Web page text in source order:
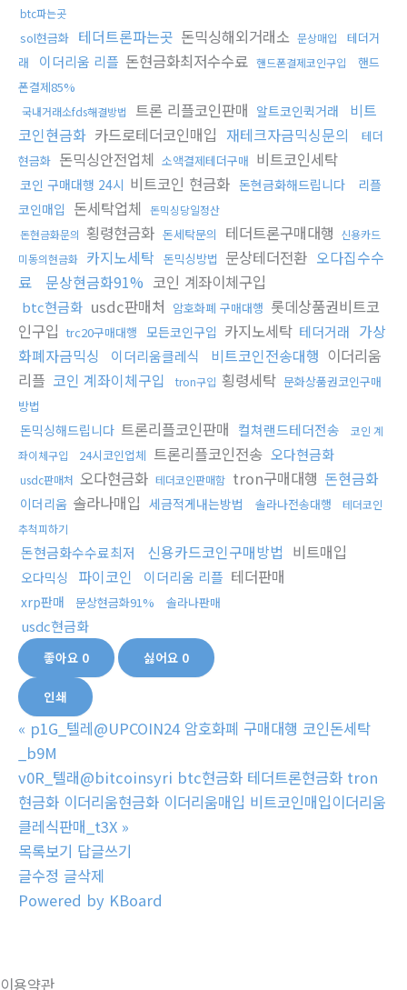
btc파는곳
sol현금화 테더트론파는곳 돈믹싱해외거래소 문상매입
테더거
래
이더리움 리플 돈현금화최저수수료 핸드폰결제코인구입
핸드
폰결제85%
국내거래소fds해결방법 트론 리플코인판매 알트코인퀵거래
비트
코인현금화 카드로테더코인매입 재테크자금믹싱문의
테더
현금화 돈믹싱안전업체 소액결제테더구매 비트코인세탁
코인 구매대행 24시 비트코인 현금화 돈현금화해드립니다
리플
코인매입 돈세탁업체
돈믹싱당일정산
돈현금화문의 횡령현금화 돈세탁문의 테더트론구매대행 신용카드
미동의현금화 카지노세탁 돈믹싱방법 문상테더전환 오다집수수
료
문상현금화91% 코인 계좌이체구입
btc현금화 usdc판매처 암호화폐 구매대행 롯데상품권비트코
인구입 trc20구매대행 모든코인구입 카지노세탁 테더거래 가상
화폐자금믹싱
이더리움클레식 비트코인전송대행 이더리움
리플 코인 계좌이체구입 tron구입 횡령세탁 문화상품권코인구매
방법
돈믹싱해드립니다 트론리플코인판매 컬쳐랜드테더전송
코인 계
좌이체구입
24시코인업체 트론리플코인전송 오다현금화
usdc판매처 오다현금화 테더코인판매함 tron구매대행 돈현금화
이더리움 솔라나매입 세금적게내는방법 솔라나전송대행
테더코인
추척피하기
돈현금화수수료최저 신용카드코인구매방법 비트매입
오다믹싱 파이코인 이더리움 리플 테더판매
xrp판매 문상현금화91% 솔라나판매
usdc현금화
좋아요 0 싫어요 0
인쇄
« p1G_텔레@UPCOIN24 암호화폐 구매대행 코인돈세탁
_b9M
v0R_텔래@bitcoinsyri btc현금화 테더트론현금화 tron
현금화 이더리움현금화 이더리움매입 비트코인매입이더리움
클레식판매_t3X »
목록보기 답글쓰기
글수정 글삭제
Powered by KBoard
이용약관